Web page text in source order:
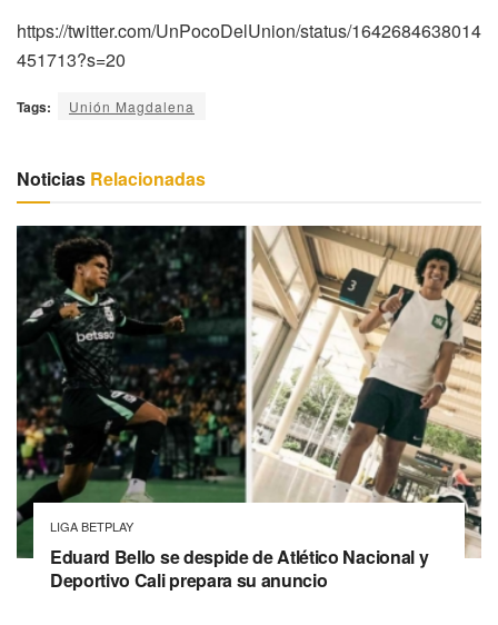
https://twitter.com/UnPocoDelUnion/status/1642684638014
451713?s=20
Tags: Unión Magdalena
Noticias Relacionadas
LIGA BETPLAY
Eduard Bello se despide de Atlético Nacional y
Deportivo Cali prepara su anuncio